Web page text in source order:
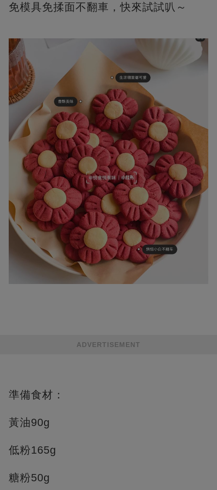
免模具免揉面不翻車，快來試試叭～
ADVERTISEMENT
準備食材：
黃油90g
低粉165g
糖粉50g